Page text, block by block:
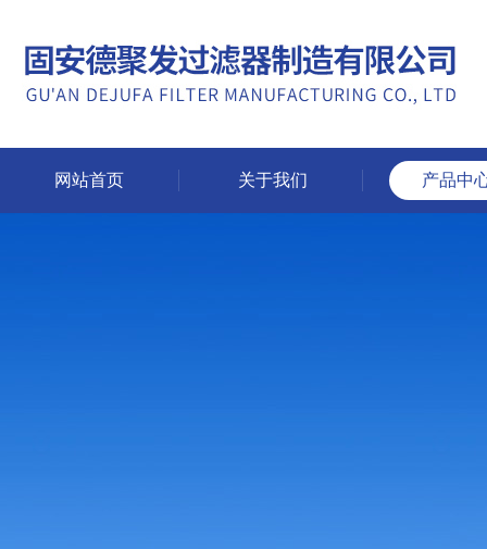
网站首页 关于我们 产品中